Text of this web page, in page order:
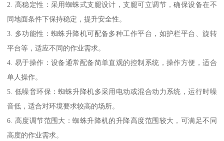
2. 高稳定性：采用蜘蛛式支腿设计，支腿可立调节，确保设备在不
同地面条件下保持稳定，提升安全性。
3. 多功能性：蜘蛛升降机可配备多种工作平台，如护栏平台、旋转
平台等，适应不同的作业需求。
4. 易于操作：设备通常配备简单直观的控制系统，操作方便，适合
单人操作。
5. 低噪音环保：蜘蛛升降机多采用电动或混合动力系统，运行时噪
音低，适合对环境要求较高的场所。
6. 高度调节范围大：蜘蛛升降机的升降高度范围较大，可满足不同
高度的作业需求。